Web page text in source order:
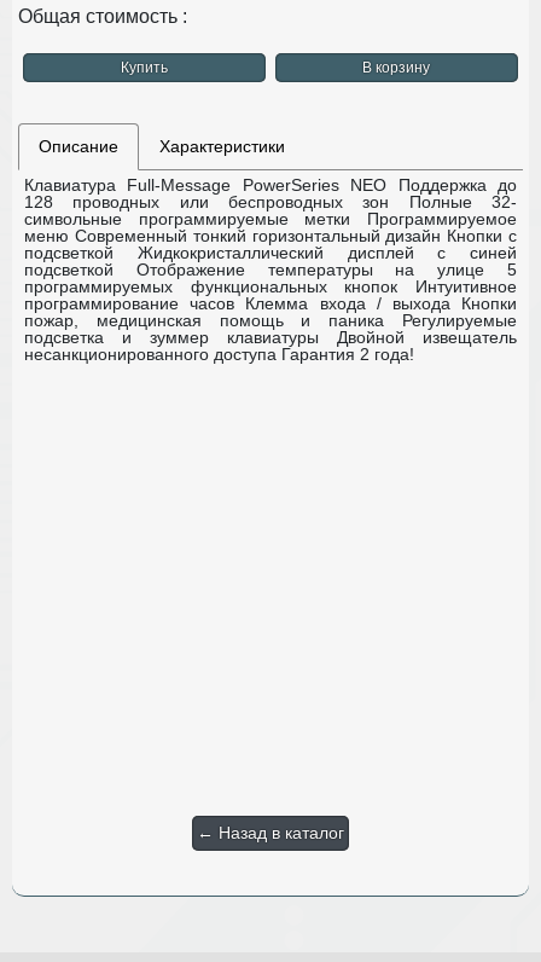
Общая стоимость :
Купить В корзину
Описание
Характеристики
Клавиатура Full-Message PowerSeries NEO Поддержка до
128 проводных или беспроводных зон Полные 32-
символьные программируемые метки Программируемое
меню Современный тонкий горизонтальный дизайн Кнопки с
подсветкой Жидкокристаллический дисплей с синей
подсветкой Отображение температуры на улице 5
программируемых функциональных кнопок Интуитивное
программирование часовКлемма входа / выхода Кнопки
пожар, медицинская помощь и паника Регулируемые
подсветка и зуммер клавиатуры Двойной извещатель
несанкционированного доступа Гарантия 2 года!
← Назад в каталог